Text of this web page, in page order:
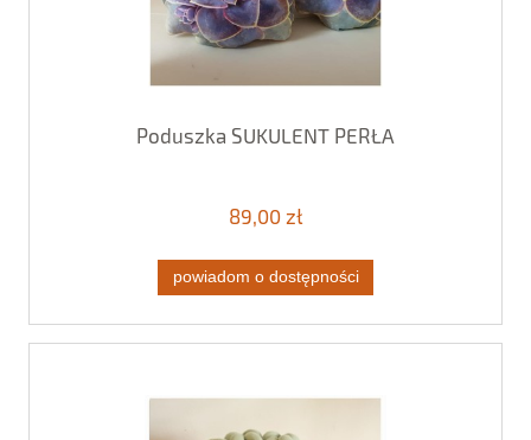
Poduszka SUKULENT PERŁA
89,00 zł
powiadom o dostępności